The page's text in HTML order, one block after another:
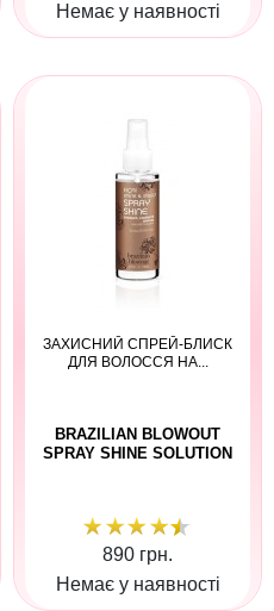
Немає у наявності
ЗАХИСНИЙ СПРЕЙ-БЛИСК
ДЛЯ ВОЛОССЯ НА...
BRAZILIAN BLOWOUT
SPRAY SHINE SOLUTION
890 грн.
Немає у наявності